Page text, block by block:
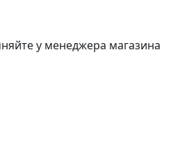
у менеджера магазина